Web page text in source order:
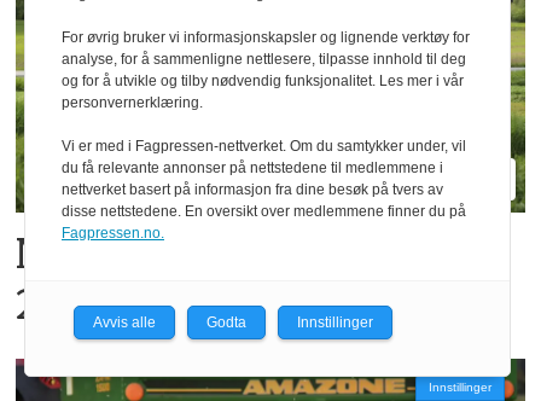
New Holland dobler i
2026
Innstillinger
For øvrig bruker vi informasjonskapsler og lignende verktøy for
analyse, for å sammenligne nettlesere, tilpasse innhold til deg
og for å utvikle og tilby nødvendig funksjonalitet. Les mer i vår
personvernerklæring.
Vi er med i Fagpressen-nettverket. Om du samtykker under, vil
du få relevante annonser på nettstedene til medlemmene i
nettverket basert på informasjon fra dine besøk på tvers av
disse nettstedene. En oversikt over medlemmene finner du på
Fagpressen.no.
Avvis alle Godta Innstillinger